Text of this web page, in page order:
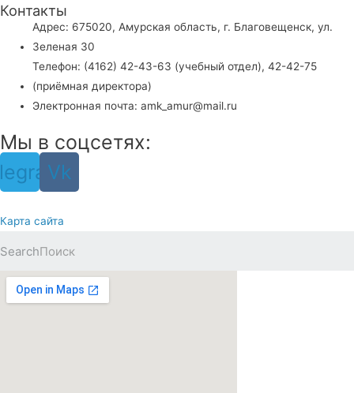
Контакты
Адрес: 675020, Амурская область, г. Благовещенск, ул.
Зеленая 30
Телефон: (4162) 42-43-63 (учебный отдел), 42-42-75
(приёмная директора)
Электронная почта: amk_amur@mail.ru
Мы в соцсетях:
Vk
Карта сайта
Search